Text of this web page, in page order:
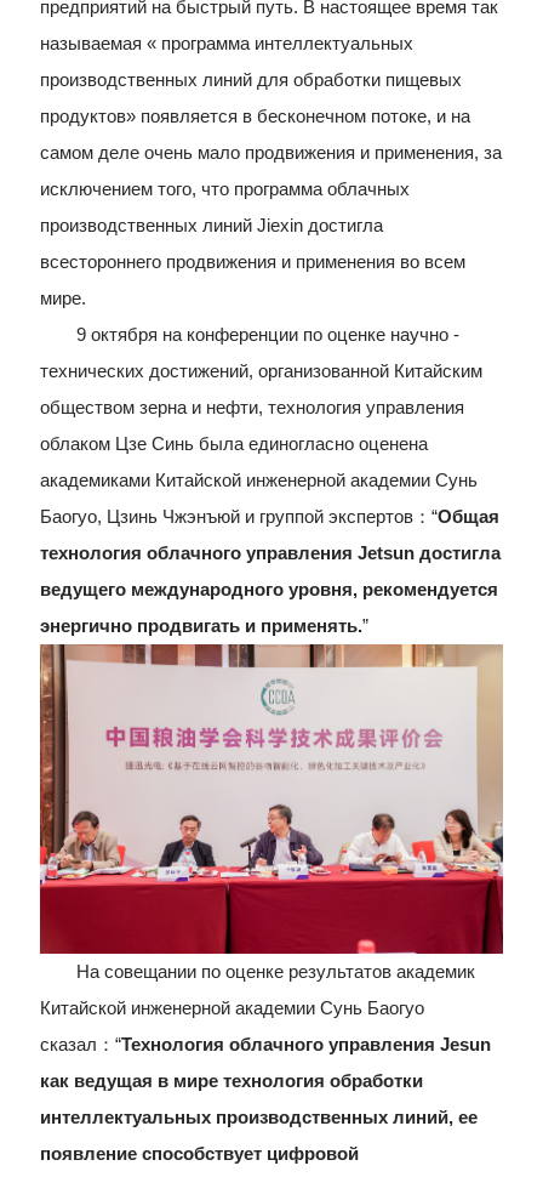
предприятий на быстрый путь. В настоящее время так
называемая « программа интеллектуальных
производственных линий для обработки пищевых
продуктов» появляется в бесконечном потоке, и на
самом деле очень мало продвижения и применения, за
исключением того, что программа облачных
производственных линий Jiexin достигла
всестороннего продвижения и применения во всем
мире.
9 октября на конференции по оценке научно -
технических достижений, организованной Китайским
обществом зерна и нефти, технология управления
облаком Цзе Синь была единогласно оценена
академиками Китайской инженерной академии Сунь
Баогуо, Цзинь Чжэнъюй и группой экспертов：“Общая
технология облачного управления Jetsun достигла
ведущего международного уровня, рекомендуется
энергично продвигать и применять.”
На совещании по оценке результатов академик
Китайской инженерной академии Сунь Баогуо
сказал：“Технология облачного управления Jesun
как ведущая в мире технология обработки
интеллектуальных производственных линий, ее
появление способствует цифровой